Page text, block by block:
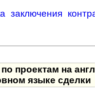
заключения
проектам на
языке сделки